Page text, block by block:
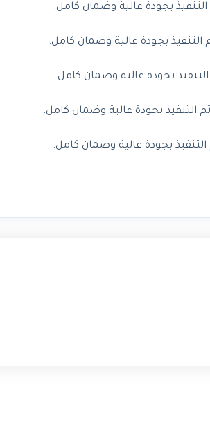
بجودة عالية وضمان كامل.
بجودة عالية وضمان كامل.
بجودة عالية وضمان كامل.
بجودة عالية وضمان كامل.
بجودة عالية وضمان كامل.